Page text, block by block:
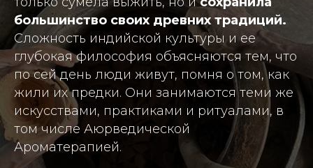
большинство своих древних традиций.
Сложность индийской культуры и ее
глубокая философия объясняются тем, что
по сей день люди живут, помня о том, как
жили их предки. Они занимаются теми же
искусствами, практиками и ритуалами, в
том числе Аюрведической
Ароматерапией.